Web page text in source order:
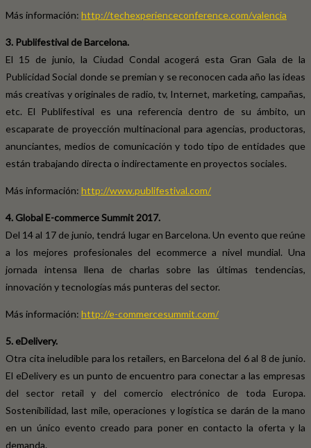
Más información: http://techexperienceconference.com/valencia
3. Publifestival de Barcelona.
El 15 de junio, la Ciudad Condal acogerá esta Gran Gala de la
Publicidad Social donde se premian y se reconocen cada año las ideas
más creativas y originales de radio, tv, Internet, marketing, campañas,
etc. El Publifestival es una referencia dentro de su ámbito, un
escaparate de proyección multinacional para agencias, productoras,
anunciantes, medios de comunicación y todo tipo de entidades que
están trabajando directa o indirectamente en proyectos sociales.
Más información: http://www.publifestival.com/
4. Global E-commerce Summit 2017.
Del 14 al 17 de junio, tendrá lugar en Barcelona. Un evento que reúne
a los mejores profesionales del ecommerce a nivel mundial. Una
jornada intensa llena de charlas sobre las últimas tendencias,
innovación y tecnologías más punteras del sector.
Más información: http://e-commercesummit.com/
5. eDelivery.
Otra cita ineludible para los retailers, en Barcelona del 6 al 8 de junio.
El eDelivery es un punto de encuentro para conectar a las empresas
del sector retail y del comercio electrónico de toda Europa.
Sostenibilidad, last mile, operaciones y logística se darán de la mano
en un único evento creado para poner en contacto la oferta y la
demanda.